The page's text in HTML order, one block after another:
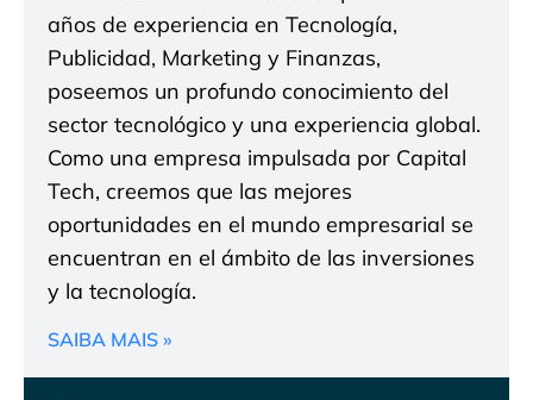
años de experiencia en Tecnología,
Publicidad, Marketing y Finanzas,
poseemos un profundo conocimiento del
sector tecnológico y una experiencia global.
Como una empresa impulsada por Capital
Tech, creemos que las mejores
oportunidades en el mundo empresarial se
encuentran en el ámbito de las inversiones
y la tecnología.
SAIBA MAIS »